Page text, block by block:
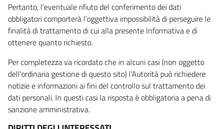
Pertanto, l’eventuale rifiuto del conferimento dei dati
obbligatori comporterà l’oggettiva impossibilità di perseguire le
finalità di trattamento di cui alla presente Informativa e di
ottenere quanto richiesto.
Per completezza va ricordato che in alcuni casi (non oggetto
dell’ordinaria gestione di questo sito) l’Autorità può richiedere
notizie e informazioni ai fini del controllo sul trattamento dei
dati personali. In questi casi la risposta è obbligatoria a pena di
sanzione amministrativa.